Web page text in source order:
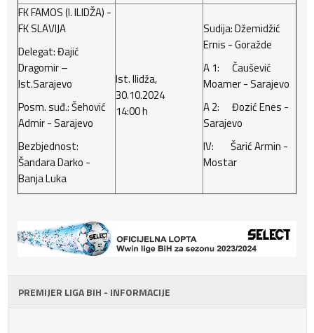
FK FAMOS (I. ILIDŽA) -
FK SLAVIJA
Delegat: Đajić
Dragomir –
Ist.Sarajevo
Posm. suđ.: Šehović
Admir - Sarajevo
Bezbjednost:
Šandara Darko -
Banja Luka
Ist. Ilidža,
30.10.2024
14:00 h
Sudija: Džemidžić
Ernis - Goražde
A 1: Čaušević
Moamer - Sarajevo
A 2: Đozić Enes -
Sarajevo
IV: Šarić Armin -
Mostar
PREMIJER LIGA BIH - INFORMACIJE